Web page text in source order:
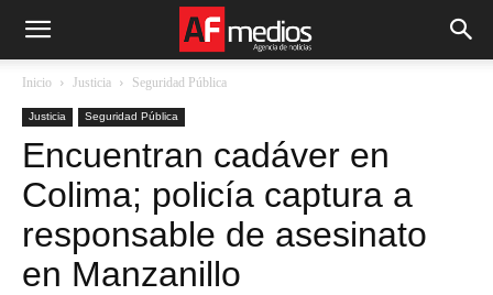
Inicio Justicia Seguridad Pública
Justicia Seguridad Pública
Encuentran cadáver en
Colima; policía captura a
responsable de asesinato
en Manzanillo